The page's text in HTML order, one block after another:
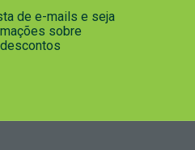
de e-mails e seja
sobre